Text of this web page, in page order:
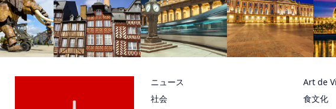
ニュース
社会
Art de
食文化